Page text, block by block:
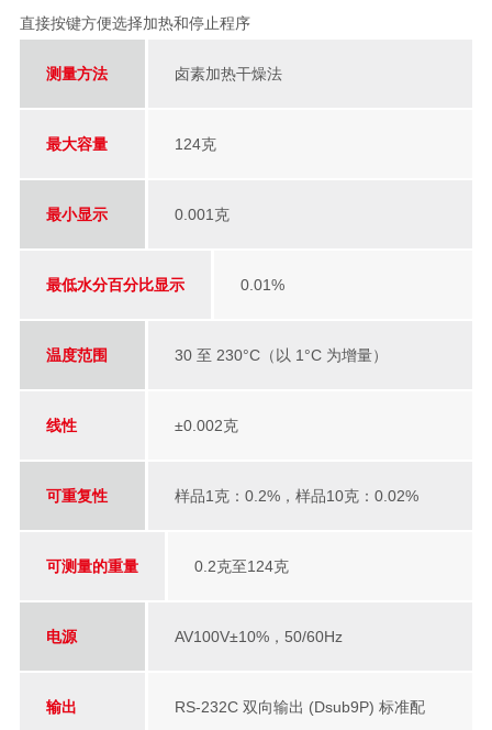
直接按键方便选择加热和停止程序
测量方法 卤素加热干燥法
最大容量 124克
最小显示 0.001克
最低水分百分比显示 0.01%
温度范围 30 至 230°C（以 1°C 为增量）
线性 ±0.002克
可重复性 样品1克：0.2%，样品10克：0.02%
可测量的重量 0.2克至124克
电源 AV100V±10%，50/60Hz
输出
RS-232C 双向输出 (Dsub9P) 标准配